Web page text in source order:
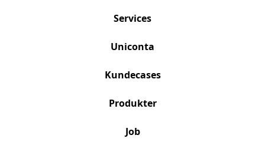
Services
Uniconta
Kundecases
Produkter
Job